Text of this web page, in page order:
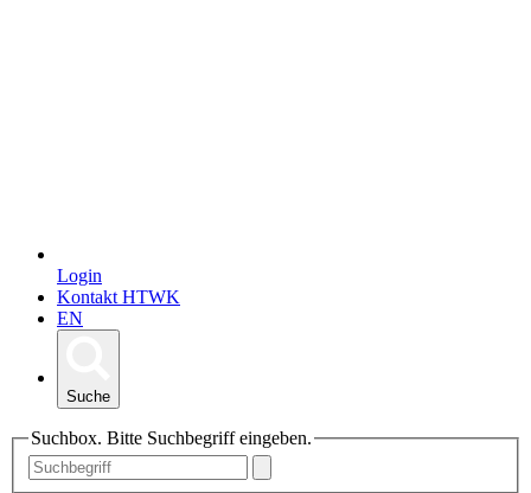
Login
Kontakt HTWK
EN
Suche
Suchbox. Bitte Suchbegriff eingeben.